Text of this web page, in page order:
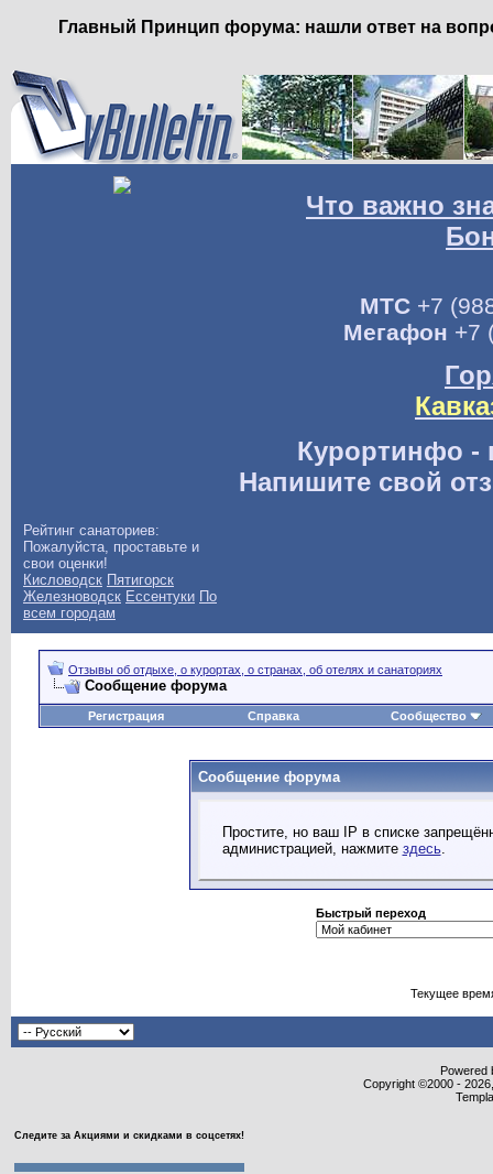
Главный Принцип форума: нашли ответ на
Что важно
МТС+7
Мегафон +7
Курортинфо -
Напишите свой
Рейтинг санаториев:
Пожалуйста, проставьте и
свои оценки!
Кисловодск Пятигорск
Железноводск Ессентуки По
всем городам
Отзывы об отдыхе, о курортах, о странах, об отелях и санаториях
Сообщение форума
Регистрация Справка Сообщество
Сообщение форума
Простите, но ваш IP в списке
администрацией, нажмите здесь.
Быстрый переход
Текущее
Powered
Copyright ©2000 -
Следите за Акциями и скидками в соцсетях!